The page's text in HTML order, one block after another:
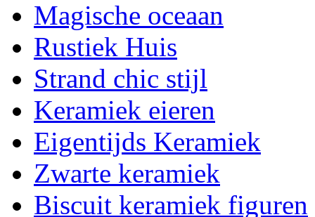
Magische oceaan
Rustiek Huis
Strand chic stijl
Keramiek eieren
Eigentijds Keramiek
Zwarte keramiek
Biscuit keramiek figuren